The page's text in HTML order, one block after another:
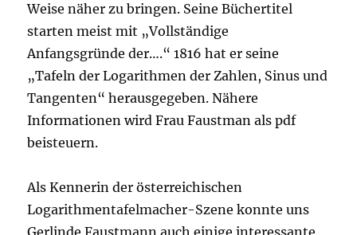
Weise näher zu bringen. Seine Büchertitel
starten meist mit „Vollständige
Anfangsgründe der….“ 1816 hat er seine
„Tafeln der Logarithmen der Zahlen, Sinus und
Tangenten“ herausgegeben. Nähere
Informationen wird Frau Faustman als pdf
beisteuern.
Als Kennerin der österreichischen
Logarithmentafelmacher-Szene konnte uns